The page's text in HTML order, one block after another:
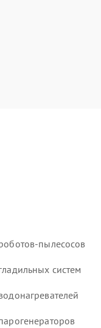
пылесосов
систем